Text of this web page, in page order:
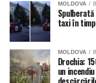
MOLDOVA
taxi în
MOLDOVA
Drochia:
un